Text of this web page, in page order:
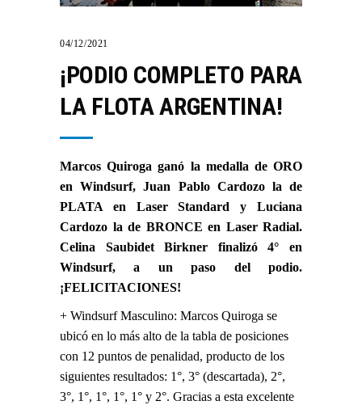
04/12/2021
¡PODIO COMPLETO PARA
LA FLOTA ARGENTINA!
Marcos Quiroga ganó la medalla de ORO
en Windsurf, Juan Pablo Cardozo la de
PLATA en Laser Standard y Luciana
Cardozo la de BRONCE en Laser Radial.
Celina Saubidet Birkner finalizó 4° en
Windsurf, a un paso del podio.
¡FELICITACIONES!
+ Windsurf Masculino: Marcos Quiroga se
ubicó en lo más alto de la tabla de posiciones
con 12 puntos de penalidad, producto de los
siguientes resultados: 1°, 3° (descartada), 2°,
3°, 1°, 1°, 1°, 1° y 2°. Gracias a esta excelente